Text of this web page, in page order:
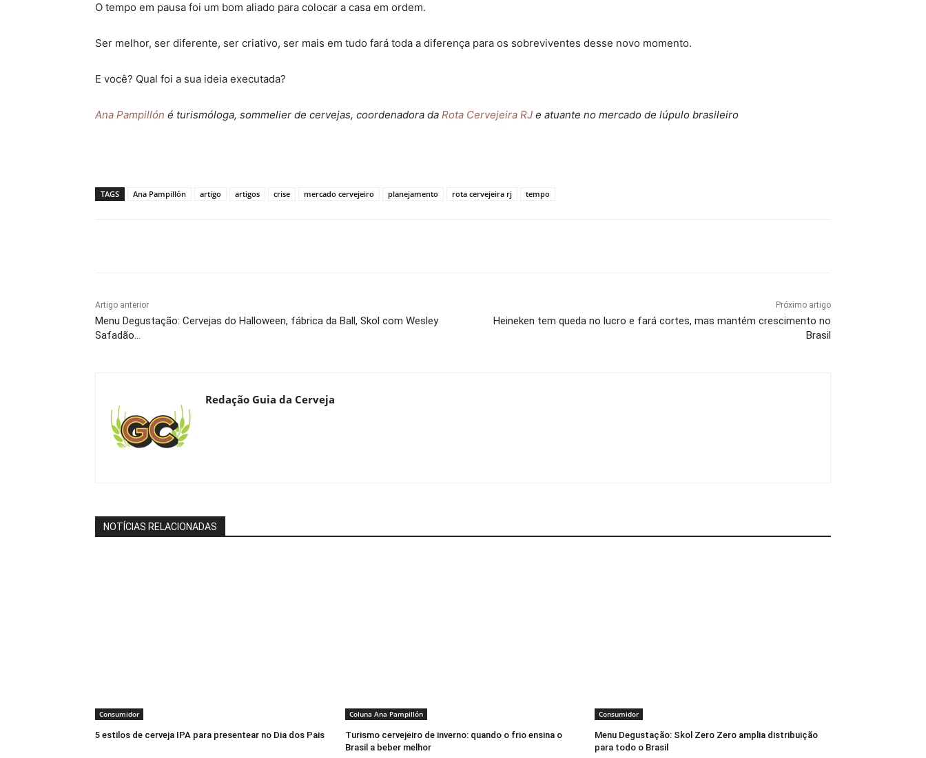
O tempo em pausa foi um bom aliado para colocar a casa em ordem.
Ser melhor, ser diferente, ser criativo, ser mais em tudo fará toda a diferença para os sobreviventes desse novo momento.
E você? Qual foi a sua ideia executada?
Ana Pampillón é turismóloga, sommelier de cervejas, coordenadora da Rota Cervejeira RJ e atuante no mercado de lúpulo brasileiro
TAGS Ana Pampillón artigo artigos crise mercado cervejeiro planejamento rota cervejeira rj tempo
Artigo anterior
Menu Degustação: Cervejas do Halloween, fábrica da Ball, Skol com Wesley
Safadão…
Próximo artigo
Heineken tem queda no lucro e fará cortes, mas mantém crescimento no
Brasil
Redação Guia da Cerveja
NOTÍCIAS RELACIONADAS
Consumidor
5 estilos de cerveja IPA para presentear no Dia dos Pais
Coluna Ana Pampillón
Turismo cervejeiro de inverno: quando o frio ensina o
Brasil a beber melhor
Consumidor
Menu Degustação: Skol Zero Zero amplia distribuição
para todo o Brasil